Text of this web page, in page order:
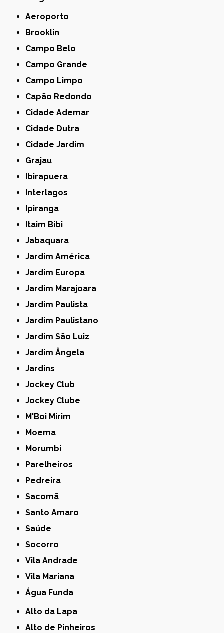
Aeroporto
Brooklin
Campo Belo
Campo Grande
Campo Limpo
Capão Redondo
Cidade Ademar
Cidade Dutra
Cidade Jardim
Grajau
Ibirapuera
Interlagos
Ipiranga
Itaim Bibi
Jabaquara
Jardim América
Jardim Europa
Jardim Marajoara
Jardim Paulista
Jardim Paulistano
Jardim São Luiz
Jardim Ângela
Jardins
Jockey Club
Jockey Clube
M'Boi Mirim
Moema
Morumbi
Parelheiros
Pedreira
Sacomã
Santo Amaro
Saúde
Socorro
Vila Andrade
Vila Mariana
Água Funda
Alto da Lapa
Alto de Pinheiros